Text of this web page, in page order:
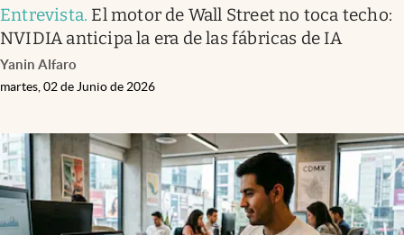
Entrevista. El motor de Wall Street no toca techo:
NVIDIA anticipa la era de las fábricas de IA
Yanin Alfaro
martes, 02 de Junio de 2026